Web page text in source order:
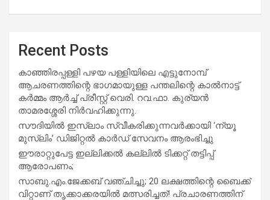
Recent Posts
കാഞ്ഞിരപ്പള്ളി പഴയ പള്ളിയിലെ എട്ടുനോമ്പ്
ആചരണത്തിന്റെ ഭാഗമായുള്ള പന്തലിന്റെ കാൽനാട്ട്
കർമ്മം ആർച്ച് പ്രീസ്റ്റ് വെരി. റവ.ഫാ. കുര്യൻ
താമരശ്ശേരി നിർവഹിക്കുന്നു.
സൗദിയില്‍ ഇസ്‌ലാം സ്വീകരിക്കുന്നവര്‍ക്കായി ‘ന്യൂ
മുസ്ലിം’ ഡിജിറ്റല്‍ കാര്‍ഡ് സേവനം ആരംഭിച്ചു
ഈരാറ്റുപേട്ട ഇല്ലിക്കൽ കല്ലിൽ ടിക്കറ്റ് തട്ടിപ്പ്
ആരോപണം;
സാബു.എം.ജേക്കബ് വഞ്ചിച്ചു; 20 ലക്ഷത്തിന്റെ ബൈക്ക്
വിറ്റാണ് തൃക്കാക്കരയില്‍ മത്സരിച്ചത്! പ്രചാരണത്തിന്